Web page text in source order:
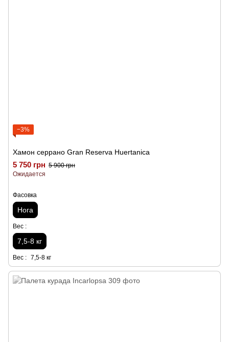
−3%
Хамон серрано Gran Reserva Huertanica
5 750 грн 5 900 грн
Ожидается
Фасовка
Нога
Вес :
7,5-8 кг
Вес : 7,5-8 кг